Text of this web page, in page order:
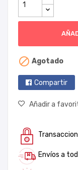
 Agotado
Compartir
Añadir a
Envíos a